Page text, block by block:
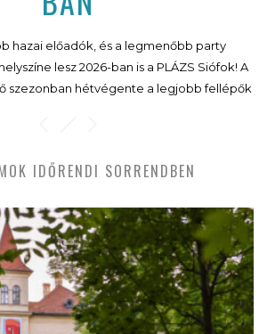
hazai előadók, és a legmenőbb party
lesz 2026-ban is a PLÁZS Siófok! A
szezonban hétvégente a legjobb fellépők
IDŐRENDI SORRENDBEN